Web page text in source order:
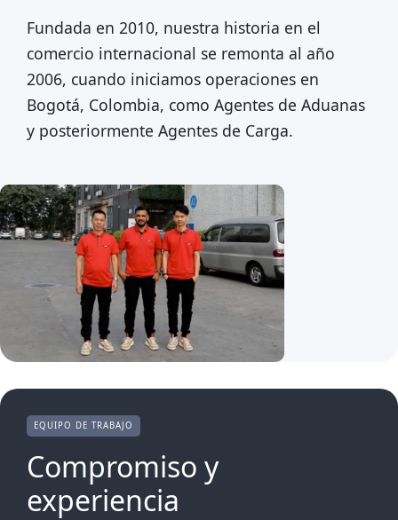
Fundada en 2010, nuestra historia en el
comercio internacional se remonta al año
2006, cuando iniciamos operaciones en
Bogotá, Colombia, como Agentes de Aduanas
y posteriormente Agentes de Carga.
EQUIPO DE TRABAJO
Compromiso y
experiencia